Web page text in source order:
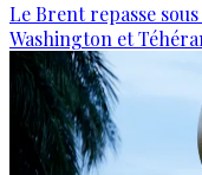
Le Brent repasse
Washington et